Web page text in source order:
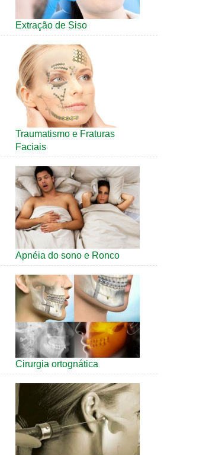
Extração de Siso
Traumatismo e Fraturas
Faciais
Apnéia do sono e Ronco
Cirurgia ortognática